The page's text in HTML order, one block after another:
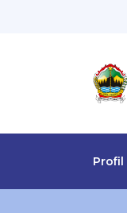
Profil